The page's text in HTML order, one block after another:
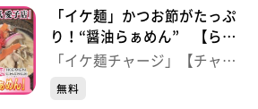
「イケ麺」かつお節がたっぷ
り！“醤油らぁめん” 【らぁ
めん鰹の本気 愛子店】（仙
「イケ麺チャージ」【チャー
ジ！】
無料